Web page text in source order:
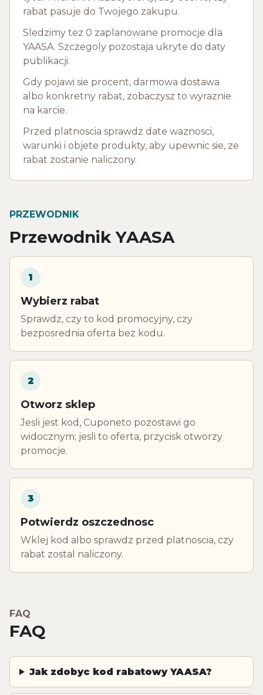
rabat pasuje do Twojego zakupu.
Sledzimy tez 0 zaplanowane promocje dla
YAASA. Szczegoly pozostaja ukryte do daty
publikacji.
Gdy pojawi sie procent, darmowa dostawa
albo konkretny rabat, zobaczysz to wyraznie
na karcie.
Przed platnoscia sprawdz date waznosci,
warunki i objete produkty, aby upewnic sie, ze
rabat zostanie naliczony.
PRZEWODNIK
Przewodnik YAASA
1
Wybierz rabat
Sprawdz, czy to kod promocyjny, czy
bezposrednia oferta bez kodu.
2
Otworz sklep
Jesli jest kod, Cuponeto pozostawi go
widocznym; jesli to oferta, przycisk otworzy
promocje.
3
Potwierdz oszczednosc
Wklej kod albo sprawdz przed platnoscia, czy
rabat zostal naliczony.
FAQ
FAQ
Jak zdobyc kod rabatowy YAASA?